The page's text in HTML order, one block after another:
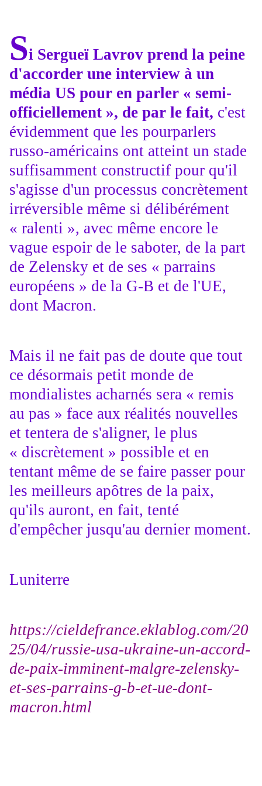
Si Sergueï Lavrov prend la peine
d'accorder une interview à un
média US pour en parler « semi-
officiellement », de par le fait, c'est
évidemment que les pourparlers
russo-américains ont atteint un stade
suffisamment constructif pour qu'il
s'agisse d'un processus concrètement
irréversible même si délibérément
« ralenti », avec même encore le
vague espoir de le saboter, de la part
de Zelensky et de ses « parrains
européens » de la G-B et de l'UE,
dont Macron.
Mais il ne fait pas de doute que tout
ce désormais petit monde de
mondialistes acharnés sera « remis
au pas » face aux réalités nouvelles
et tentera de s'aligner, le plus
« discrètement » possible et en
tentant même de se faire passer pour
les meilleurs apôtres de la paix,
qu'ils auront, en fait, tenté
d'empêcher jusqu'au dernier moment.
Luniterre
https://cieldefrance.eklablog.com/20
25/04/russie-usa-ukraine-un-accord-
de-paix-imminent-malgre-zelensky-
et-ses-parrains-g-b-et-ue-dont-
macron.html